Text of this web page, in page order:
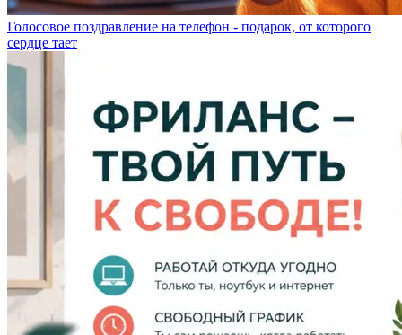
Голосовое поздравление на телефон - подарок, от которого
сердце тает